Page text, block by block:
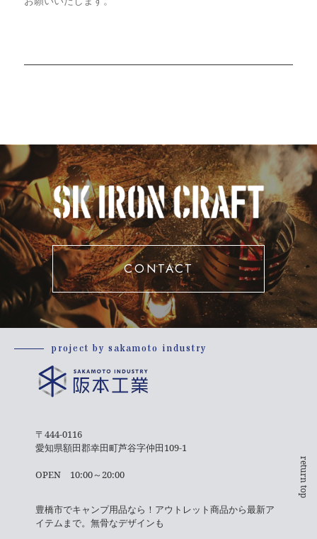
return top
CONTACT
project by sakamoto industry
〒444-0116
愛知県額田郡幸田町芦谷字仲田109-1
OPEN 10:00～20:00
豊橋市でキャンプ用品なら！アウトレット商品から最新ア
イテムまで。無骨なデザインも